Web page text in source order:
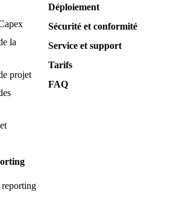
la
projet
Déploiement
Sécurité et conformité
Service et support
Tarifs
FAQ